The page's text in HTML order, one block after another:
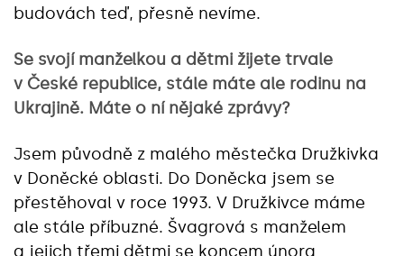
budovách teď, přesně nevíme.
Se svojí manželkou a dětmi žijete trvale
v České republice, stále máte ale rodinu na
Ukrajině. Máte o ní nějaké zprávy?
Jsem původně z malého městečka Družkivka
v Doněcké oblasti. Do Doněcka jsem se
přestěhoval v roce 1993. V Družkivce máme
ale stále příbuzné. Švagrová s manželem
a jejich třemi dětmi se koncem února